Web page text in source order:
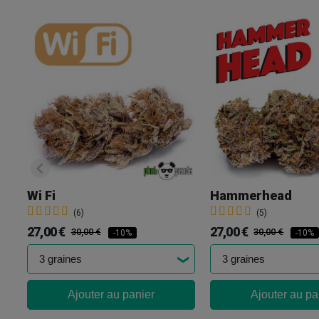
Wi Fi
(6)
27,00 € 30,00 € -10%
Ajouter au panier
Hammerhead
(5)
27,00 € 30,00 € -10%
Ajouter au